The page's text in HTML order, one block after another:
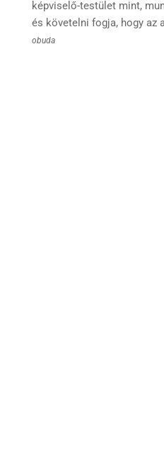
képviselő-testület mint,
és követelni fogja, hogy az
obuda